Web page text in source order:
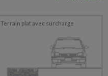
Terrain plat avec surcharge